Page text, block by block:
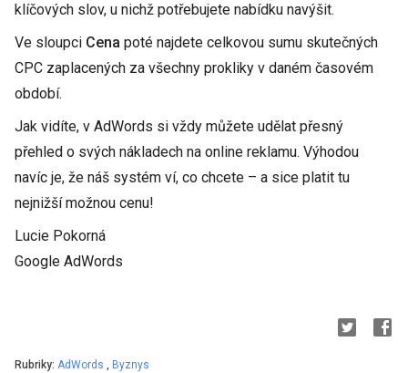
klíčových slov, u nichž potřebujete nabídku navýšit.
Ve sloupci Cena poté najdete celkovou sumu skutečných
CPC zaplacených za všechny prokliky v daném časovém
období.
Jak vidíte, v AdWords si vždy můžete udělat přesný
přehled o svých nákladech na online reklamu. Výhodou
navíc je, že náš systém ví, co chcete – a sice platit tu
nejnižší možnou cenu!
Lucie Pokorná
Google AdWords
Rubriky: AdWords , Byznys